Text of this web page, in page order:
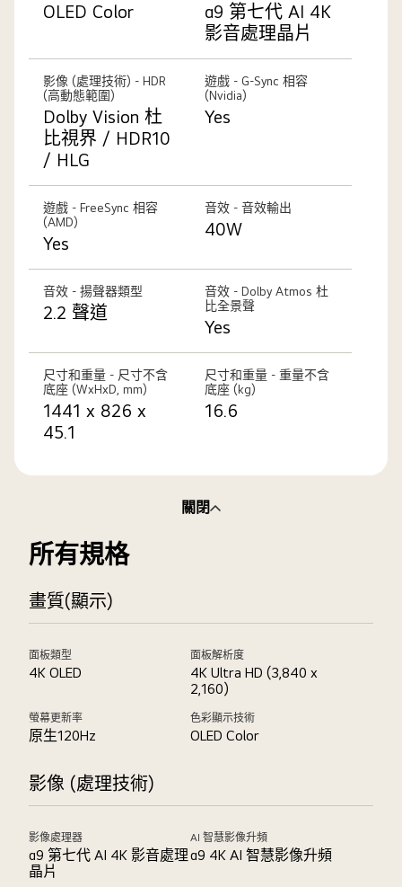
OLED Color
α9 第七代 AI 4K
影音處理晶片
影像 (處理技術) - HDR
(高動態範圍)
Dolby Vision 杜
比視界 / HDR10
/ HLG
遊戲 - G-Sync 相容
(Nvidia)
Yes
遊戲 - FreeSync 相容
(AMD)
Yes
音效 - 音效輸出
40W
音效 - 揚聲器類型
2.2 聲道
音效 - Dolby Atmos 杜
比全景聲
Yes
尺寸和重量 - 尺寸不含
底座 (WxHxD, mm)
1441 x 826 x
45.1
尺寸和重量 - 重量不含
底座 (kg)
16.6
關閉
所有規格
畫質(顯示)
面板類型
4K OLED
面板解析度
4K Ultra HD (3,840 x
2,160)
螢幕更新率
原生120Hz
色彩顯示技術
OLED Color
影像 (處理技術)
影像處理器
α9 第七代 AI 4K 影音處理
晶片
AI 智慧影像升頻
α9 4K AI 智慧影像升頻